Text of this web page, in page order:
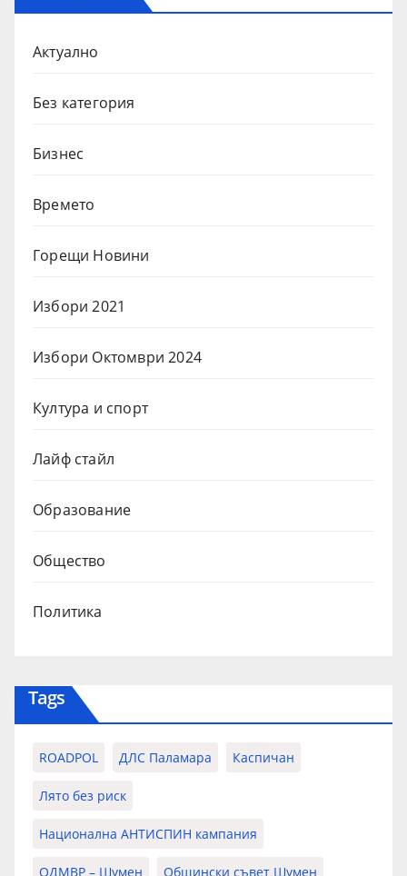
Актуално
Без категория
Бизнес
Времето
Горещи Новини
Избори 2021
Избори Октомври 2024
Култура и спорт
Лайф стайл
Образование
Общество
Политика
Tags
ROADPOL ДЛС Паламара Каспичан
Лято без риск
Национална АНТИСПИН кампания
ОДМВР – Шумен Общински съвет Шумен